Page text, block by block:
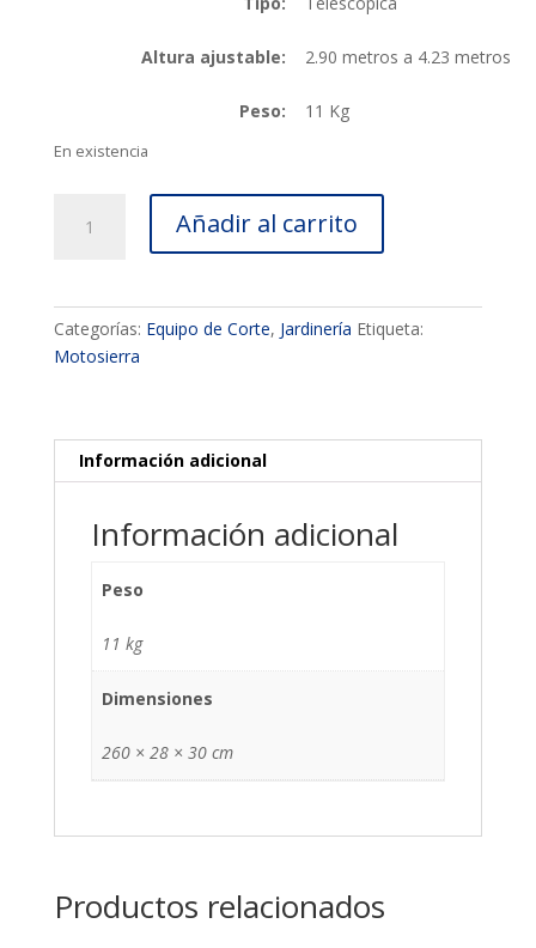
Altura ajustable: 2.90 metros a 4.23 metros
Peso: 11 Kg
En existencia
telescópica
HYM2700
Añadir al carrito
Categorías: Equipo de Corte, Jardinería Etiqueta:
Motosierra
Información adicional
Información adicional
Peso
11 kg
Dimensiones
260 × 28 × 30 cm
Productos relacionados